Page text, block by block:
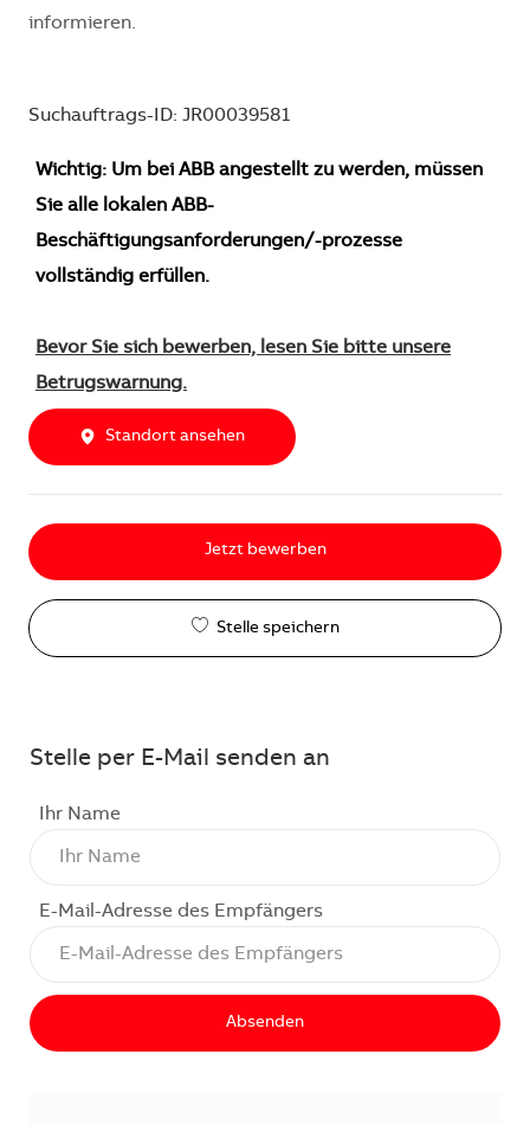
informieren.
Suchauftrags-ID: JR00039581
Wichtig: Um bei ABB angestellt zu werden, müssen
Sie alle lokalen ABB-
Beschäftigungsanforderungen/-prozesse
vollständig erfüllen.
Bevor Sie sich bewerben, lesen Sie bitte unsere
Betrugswarnung.
Standort ansehen
Jetzt bewerben
Stelle speichern
Stelle per E-Mail senden an
Ihr Name
E-Mail-Adresse des Empfängers
Absenden